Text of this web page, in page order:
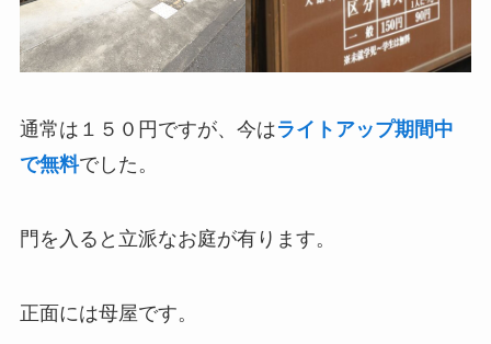
通常は１５０円ですが、今はライトアップ期間中
で無料でした。
門を入ると立派なお庭が有ります。
正面には母屋です。